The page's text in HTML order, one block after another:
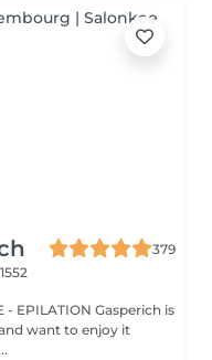
379
- EPILATION Gasperich is
want to enjoy it